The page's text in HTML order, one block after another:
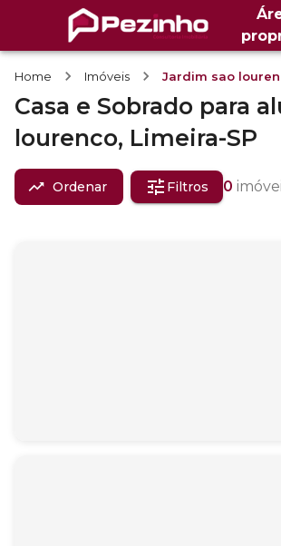
Home Imóveis Jardim sao
Casa e Sobrado para
lourenco, Limeira-SP
Ordenar Filtros 0